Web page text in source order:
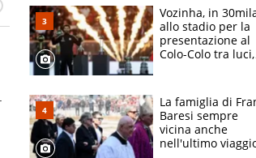
Vozinha, in
allo stadio per la
presentazione al
Colo-Colo tra luci,
La famiglia di
Baresi sempre
vicina anche
nell'ultimo